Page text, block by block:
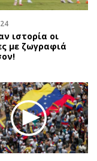
ιστορία οι
με ζωγραφιά